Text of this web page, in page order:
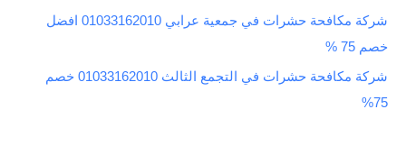
شركة مكافحة حشرات في جمعية عرابي 01033162010 افضل
خصم 75 %
شركة مكافحة حشرات في التجمع الثالث 01033162010 خصم
75%